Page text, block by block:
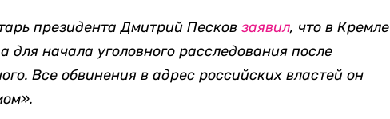
президента Дмитрий Песковзаявил, что в Кремле
для начала уголовного расследования после
Все обвинения в адрес российских властей он